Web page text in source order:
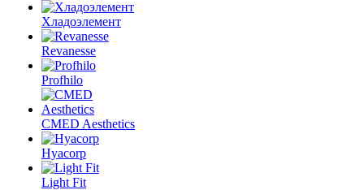
Хладоэлемент
Revanesse
Profhilo
CMED Aesthetics
Hyacorp
Light Fit